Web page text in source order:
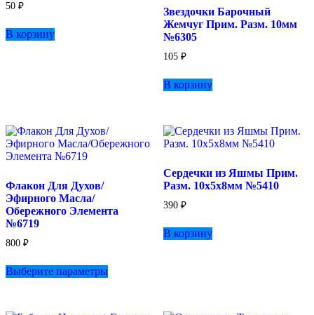
50 ₽
В корзину
Звездочки Барочный
Жемчуг Прим. Разм. 10мм
№6305
105 ₽
В корзину
Флакон Для Духов/
Эфирного Масла/
Обережного Элемента
№6719
800 ₽
Выберите параметры
Сердечки из Яшмы Прим.
Разм. 10х5х8мм №5410
390 ₽
В корзину